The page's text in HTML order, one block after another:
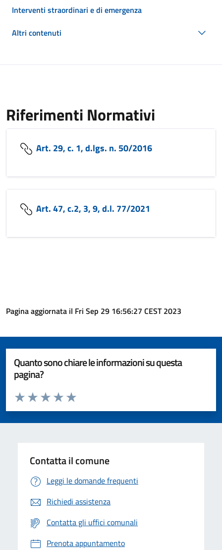
Interventi straordinari e di emergenza
Altri contenuti
Riferimenti Normativi
Art. 29, c. 1, d.lgs. n. 50/2016
Art. 47, c.2, 3, 9, d.l. 77/2021
Pagina aggiornata il Fri Sep 29 16:56:27 CEST 2023
Quanto sono chiare le informazioni su questa
pagina?
Valuta da 1 a 5 stelle la pagina
Valuta 5 stelle su 5
Valuta 4 stelle su 5
Valuta 3 stelle su 5
Valuta 2 stelle su 5
Valuta 1 stelle su 5
Contatta il comune
Leggi le domande frequenti
Richiedi assistenza
Contatta gli uffici comunali
Prenota appuntamento